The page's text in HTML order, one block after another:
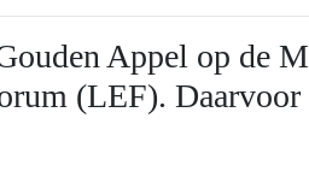
Appel op de
(LEF).